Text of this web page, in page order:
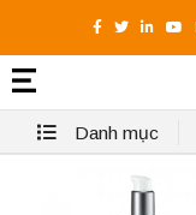
Danh mục